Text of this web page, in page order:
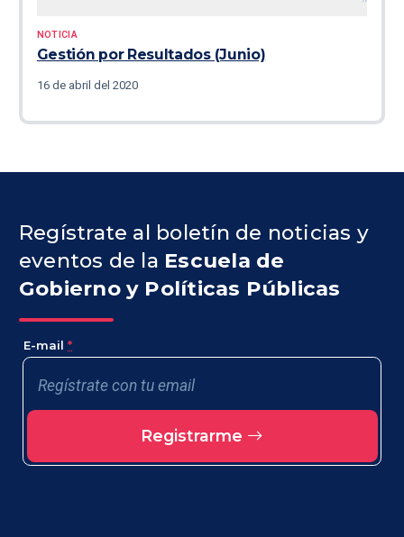
NOTICIA
Gestión por Resultados (Junio)
16 de abril del 2020
Regístrate al boletín de noticias y
eventos de la Escuela de
Gobierno y Políticas Públicas
E-mail *
Registrarme